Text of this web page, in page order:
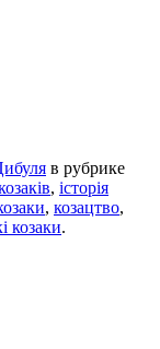
в рубрике
, історія
, козацтво,
козаки.